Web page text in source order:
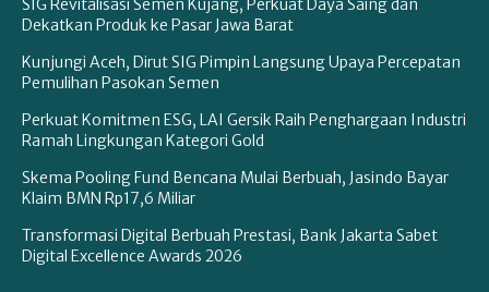
SIG Revitalisasi Semen Kujang, Perkuat Daya Saing dan
Dekatkan Produk ke Pasar Jawa Barat
Kunjungi Aceh, Dirut SIG Pimpin Langsung Upaya Percepatan
Pemulihan Pasokan Semen
Perkuat Komitmen ESG, LAI Gersik Raih Penghargaan Industri
Ramah Lingkungan Kategori Gold
Skema Pooling Fund Bencana Mulai Berbuah, Jasindo Bayar
Klaim BMN Rp17,6 Miliar
Transformasi Digital Berbuah Prestasi, Bank Jakarta Sabet
Digital Excellence Awards 2026